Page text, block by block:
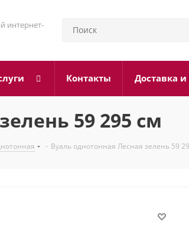
интернет-
Контакты Доставка и
59 295 см
- Вуаль однотонная Лесная зелень 59